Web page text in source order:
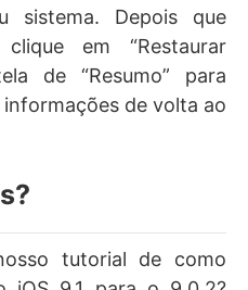
sistema. Depois que
em “Restaurar
de “Resumo” para
de volta ao
tutorial de como